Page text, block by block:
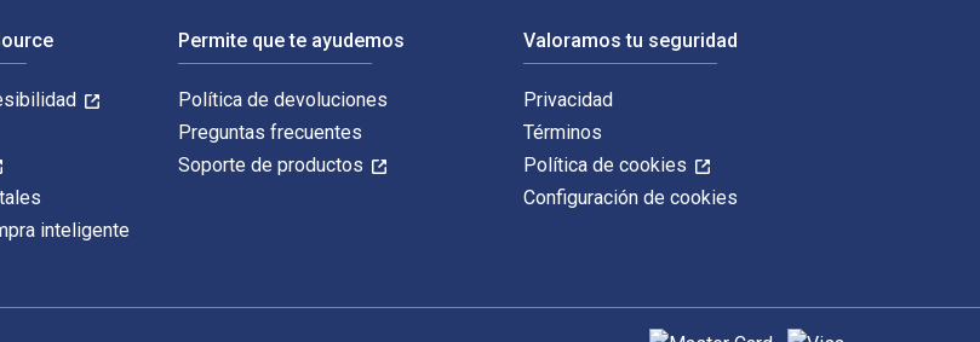
inteligente
Permite que te ayudemos
Política de devoluciones
Preguntas frecuentes
Soporte de productos
Valoramos tu seguridad
Privacidad
Términos
Política de cookies
Configuración de cookies